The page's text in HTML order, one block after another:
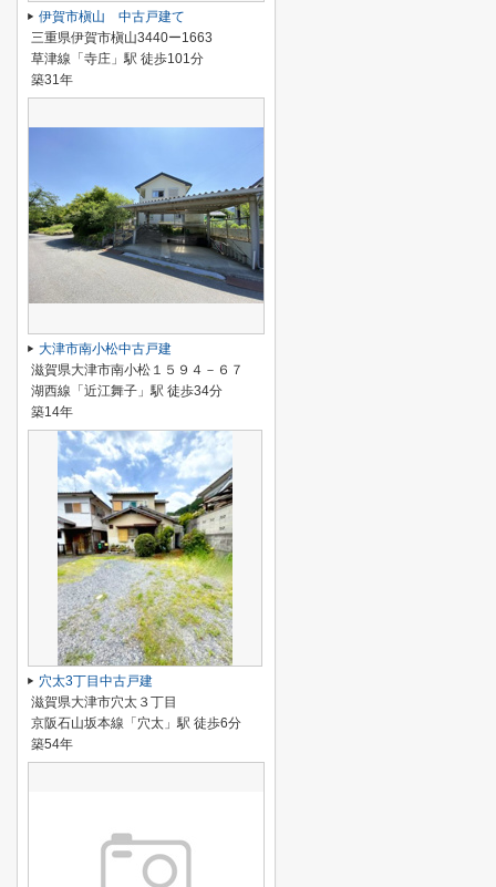
伊賀市槇山 中古戸建て
三重県伊賀市槇山3440ー1663
草津線「寺庄」駅 徒歩101分
築31年
大津市南小松中古戸建
滋賀県大津市南小松１５９４－６７
湖西線「近江舞子」駅 徒歩34分
築14年
穴太3丁目中古戸建
滋賀県大津市穴太３丁目
京阪石山坂本線「穴太」駅 徒歩6分
築54年